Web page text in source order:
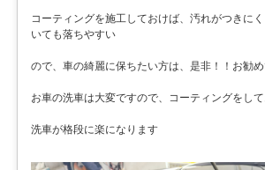
コーティングを施工しておけば、汚れがつきに
いても落ちやすい
ので、車の綺麗に保ちたい方は、是非！！お勧め
お車の洗車は大変ですので、コーティングをし
洗車が格段に楽になります